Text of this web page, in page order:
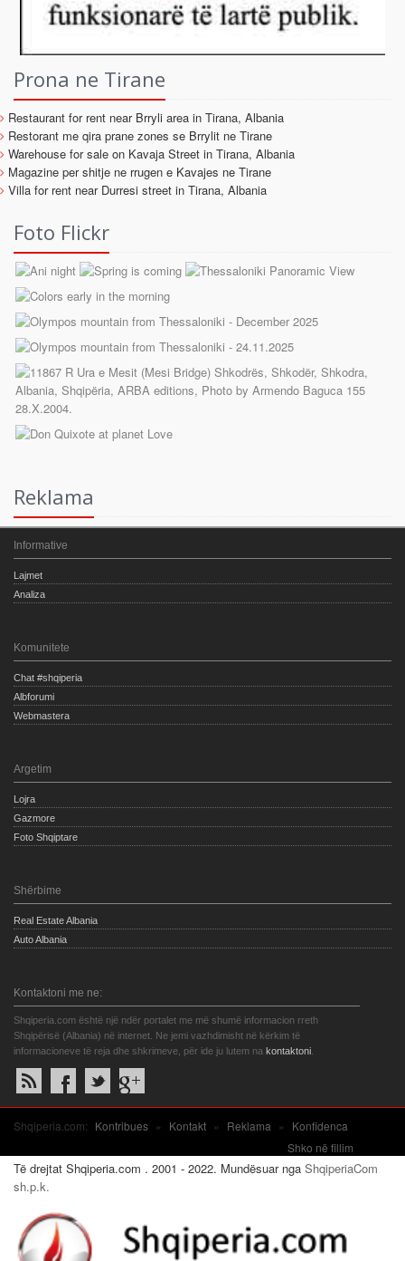
Prona ne Tirane
Restaurant for rent near Brryli area in Tirana, Albania
Restorant me qira prane zones se Brrylit ne Tirane
Warehouse for sale on Kavaja Street in Tirana, Albania
Magazine per shitje ne rrugen e Kavajes ne Tirane
Villa for rent near Durresi street in Tirana, Albania
Foto Flickr
Reklama
Informative
Lajmet
Analiza
Komunitete
Chat #shqiperia
Albforumi
Webmastera
Argetim
Lojra
Gazmore
Foto Shqiptare
Shërbime
Real Estate Albania
Auto Albania
Kontaktoni me ne:
Shqiperia.com është një ndër portalet me më shumë informacion rreth
Shqipërisë (Albania) në internet. Ne jemi vazhdimisht në kërkim të
informacioneve të reja dhe shkrimeve, për ide ju lutem na kontaktoni.
Shqiperia.com: Kontribues » Kontakt » Reklama »
Konfidenca
Shko në fillim
Të drejtat Shqiperia.com . 2001 - 2022. Mundësuar nga ShqiperiaCom
sh.p.k.